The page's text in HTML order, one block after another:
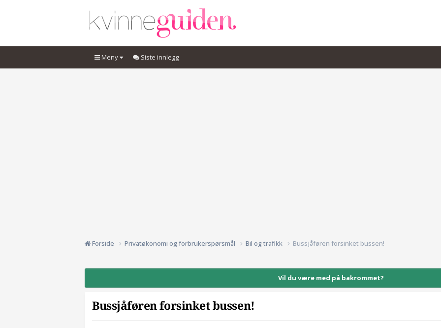
Meny Siste innlegg
Forside Privatøkonomi og forbrukerspørsmål Bil og trafikk Bussjåføren forsinket bussen!
Vil du være med på bakrommet?
Bussjåføren forsinket bussen!